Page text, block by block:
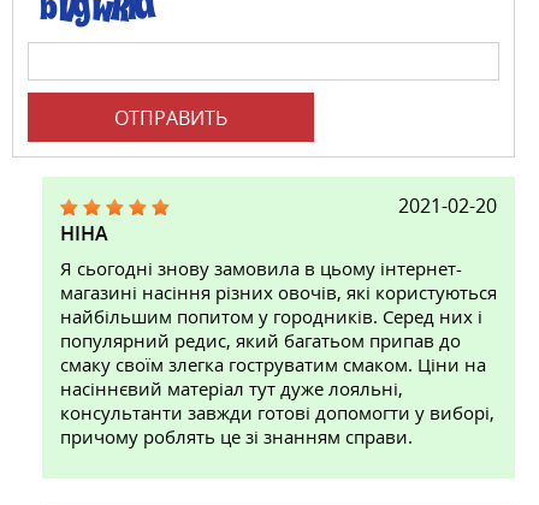
ОТПРАВИТЬ
2021-02-20
НІНА
Я сьогодні знову замовила в цьому інтернет-
магазині насіння різних овочів, які користуються
найбільшим попитом у городників. Серед них і
популярний редис, який багатьом припав до
смаку своїм злегка гоструватим смаком. Ціни на
насіннєвий матеріал тут дуже лояльні,
консультанти завжди готові допомогти у виборі,
причому роблять це зі знанням справи.